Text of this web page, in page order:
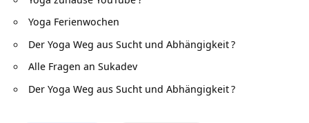
Yoga Ferienwochen
Der Yoga Weg aus Sucht und Abhängigkeit?
Alle Fragen an Sukadev
Der Yoga Weg aus Sucht und Abhängigkeit?